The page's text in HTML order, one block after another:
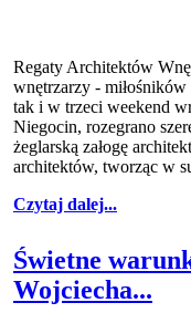
Regaty Architektów
wnętrzarzy -
tak i w trzeci weekend
Niegocin, rozegrano
żeglarską załogę
architektów, tworząc w
Czytaj dalej...
Świetne
Wojciecha...